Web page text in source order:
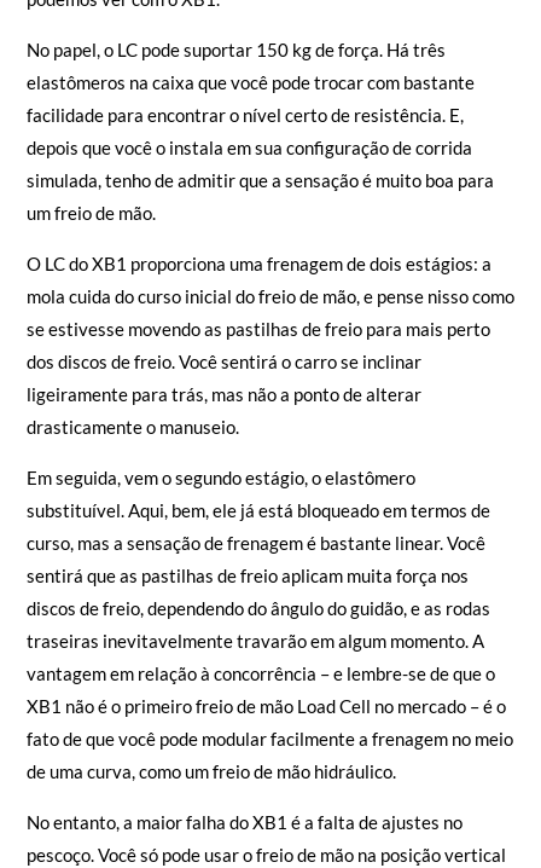
No papel, o LC pode suportar 150 kg de força. Há três
elastômeros na caixa que você pode trocar com bastante
facilidade para encontrar o nível certo de resistência. E,
depois que você o instala em sua configuração de corrida
simulada, tenho de admitir que a sensação é muito boa para
um freio de mão.
O LC do XB1 proporciona uma frenagem de dois estágios: a
mola cuida do curso inicial do freio de mão, e pense nisso como
se estivesse movendo as pastilhas de freio para mais perto
dos discos de freio. Você sentirá o carro se inclinar
ligeiramente para trás, mas não a ponto de alterar
drasticamente o manuseio.
Em seguida, vem o segundo estágio, o elastômero
substituível. Aqui, bem, ele já está bloqueado em termos de
curso, mas a sensação de frenagem é bastante linear. Você
sentirá que as pastilhas de freio aplicam muita força nos
discos de freio, dependendo do ângulo do guidão, e as rodas
traseiras inevitavelmente travarão em algum momento. A
vantagem em relação à concorrência – e lembre-se de que o
XB1 não é o primeiro freio de mão Load Cell no mercado – é o
fato de que você pode modular facilmente a frenagem no meio
de uma curva, como um freio de mão hidráulico.
No entanto, a maior falha do XB1 é a falta de ajustes no
pescoço. Você só pode usar o freio de mão na posição vertical